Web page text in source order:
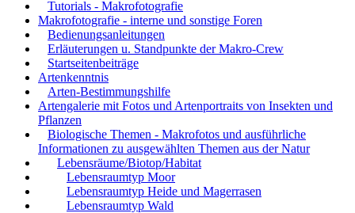
Tutorials - Makrofotografie
Makrofotografie - interne und sonstige Foren
Bedienungsanleitungen
Erläuterungen u. Standpunkte der Makro-Crew
Startseitenbeiträge
Artenkenntnis
Arten-Bestimmungshilfe
Artengalerie mit Fotos und Artenportraits von Insekten und
Pflanzen
Biologische Themen - Makrofotos und ausführliche
Informationen zu ausgewählten Themen aus der Natur
Lebensräume/Biotop/Habitat
Lebensraumtyp Moor
Lebensraumtyp Heide und Magerrasen
Lebensraumtyp Wald